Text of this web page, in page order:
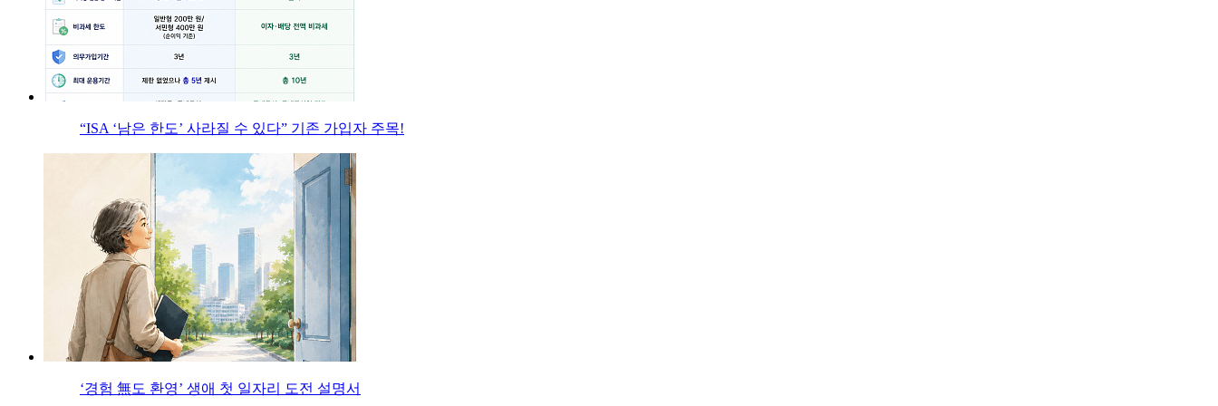
“ISA ‘남은 한도’ 사라질 수 있다” 기존 가입자 주목!
‘경험 無도 환영’ 생애 첫 일자리 도전 설명서